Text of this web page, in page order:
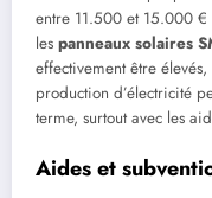
entre 11.500 et 15.000 €
les panneaux solaires
effectivement être
production d’électricité
terme, surtout avec les
Aides et